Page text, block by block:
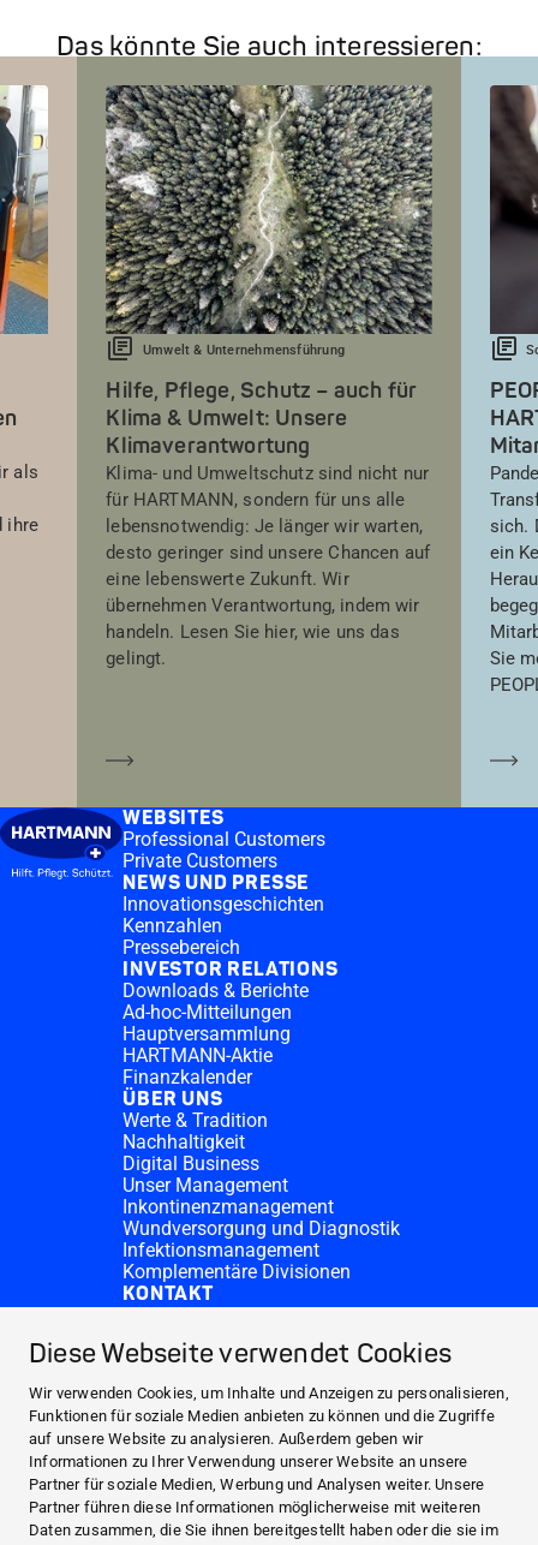
Diese Webseite verwendet Cookies
Wir verwenden Cookies, um Inhalte und Anzeigen zu personalisieren,
Funktionen für soziale Medien anbieten zu können und die Zugriffe
auf unsere Website zu analysieren. Außerdem geben wir
Informationen zu Ihrer Verwendung unserer Website an unsere
Partner für soziale Medien, Werbung und Analysen weiter. Unsere
Partner führen diese Informationen möglicherweise mit weiteren
Daten zusammen, die Sie ihnen bereitgestellt haben oder die sie im
Das könnte Sie auch interessieren:
als
ihre
Umwelt & Unternehmensführung
Hilfe, Pflege, Schutz – auch für
Klima & Umwelt: Unsere
Klimaverantwortung
Klima- und Umweltschutz sind nicht nur
für HARTMANN, sondern für uns alle
lebensnotwendig: Je länger wir warten,
desto geringer sind unsere Chancen auf
eine lebenswerte Zukunft. Wir
übernehmen Verantwortung, indem wir
handeln. Lesen Sie hier, wie uns das
gelingt.
sich.
ein
Sie
WEBSITES
Professional Customers
Private Customers
NEWS UND PRESSE
Innovationsgeschichten
Kennzahlen
Pressebereich
INVESTOR RELATIONS
Downloads & Berichte
Ad-hoc-Mitteilungen
Hauptversammlung
HARTMANN-Aktie
Finanzkalender
ÜBER UNS
Werte & Tradition
Nachhaltigkeit
Digital Business
Unser Management
Inkontinenzmanagement
Wundversorgung und Diagnostik
Infektionsmanagement
Komplementäre Divisionen
KONTAKT
Spendenanfragen
HARTMANN-Standorte
WEBSITES
NEWS UND PRESSE
INVESTOR RELATIONS
ÜBER UNS
KONTAKT